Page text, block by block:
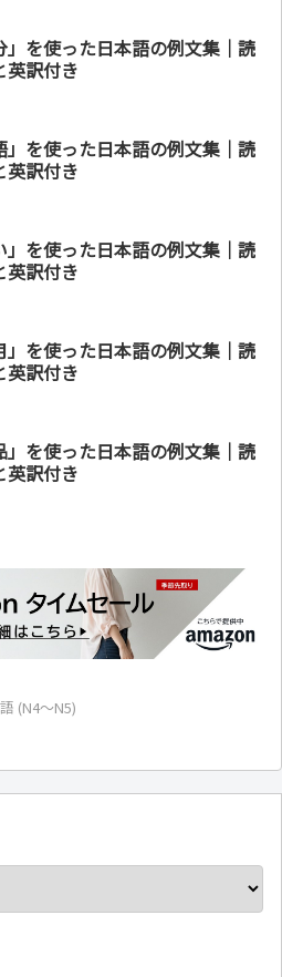
」を使った日本語の例文集｜読
英訳付き
」を使った日本語の例文集｜読
英訳付き
」を使った日本語の例文集｜読
英訳付き
」を使った日本語の例文集｜読
英訳付き
」を使った日本語の例文集｜読
英訳付き
(N4～N5)